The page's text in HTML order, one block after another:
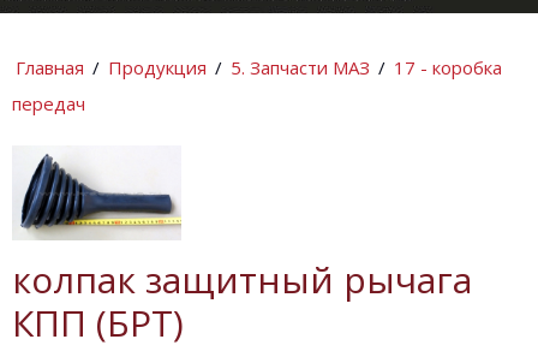
Главная / Продукция / 5. Запчасти МАЗ / 17 - коробка
передач
колпак защитный рычага
КПП (БРТ)